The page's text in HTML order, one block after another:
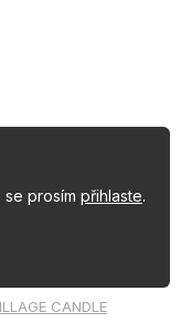
se prosím přihlaste.
CANDLE